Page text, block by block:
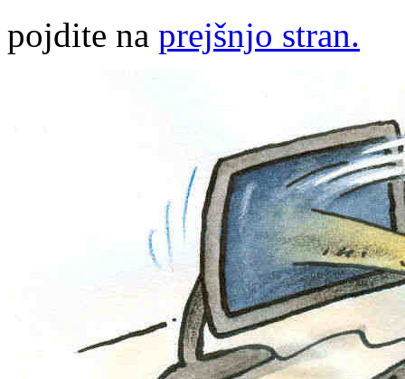
pojdite na prejšnjo stran.